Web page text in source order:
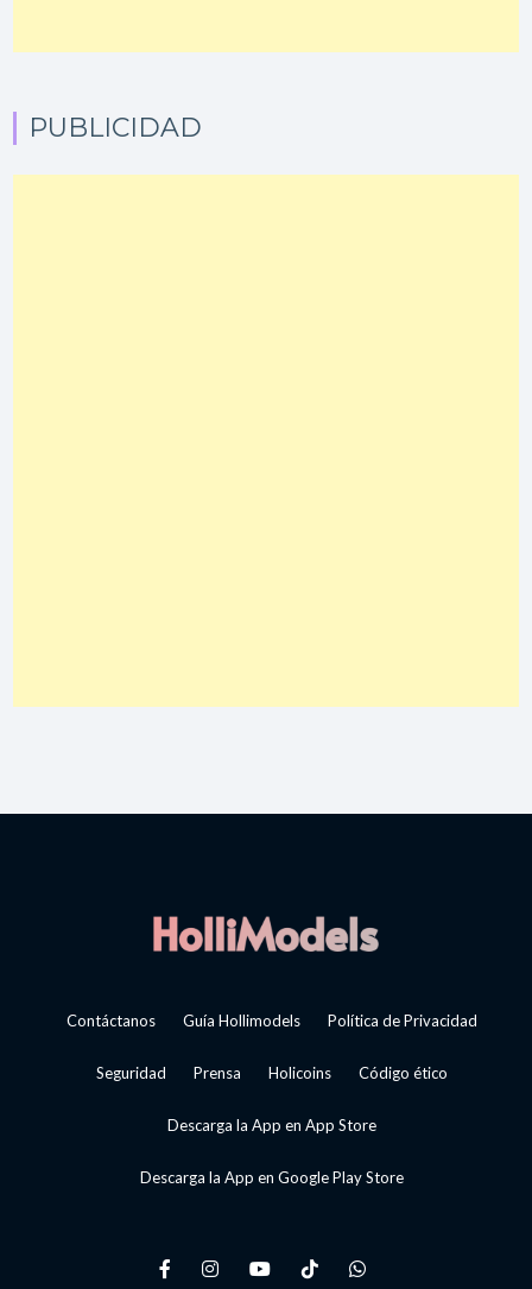
PUBLICIDAD
Contáctanos Guía Hollimodels Política de Privacidad
Seguridad Prensa Holicoins Código ético
Descarga la App en App Store
Descarga la App en Google Play Store